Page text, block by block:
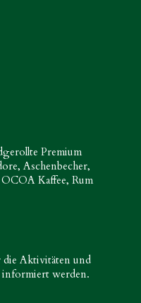
Premium
Aschenbecher,
Kaffee, Rum
die Aktivitäten und
informiert werden.